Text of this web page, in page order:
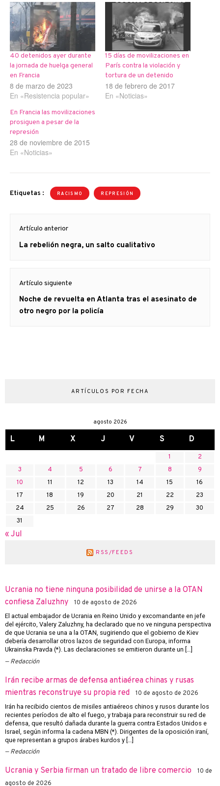
40 detenidos ayer durante
la jornada de huelga general
en Francia
8 de marzo de 2023
En «Resistencia popular»
15 días de movilizaciones en
París contra la violación y
tortura de un detenido
18 de febrero de 2017
En «Noticias»
En Francia las movilizaciones
prosiguen a pesar de la
represión
28 de noviembre de 2015
En «Noticias»
Etiquetas : RACISMO REPRESIÓN
de
entradas
Artículo anterior
Artículo
La rebelión negra, un salto cualitativo
Artículo siguiente
Artículo
siguiente:
Noche de revuelta en Atlanta tras el asesinato de
otro negro por la policía
ARTÍCULOS POR FECHA
agosto 2026
L M X J V S D
1
2
3
4 5 6 7 8
9
10
11 12 13 14 15
16
17
18 19 20 21 22
23
24
25 26 27 28 29
30
31
« Jul
RSS/FEEDS
Ucrania no tiene ninguna posibilidad de unirse a la OTAN
confiesa Zaluzhny
10 de agosto de 2026
El actual embajador de Ucrania en Reino Unido y excomandante en jefe
del ejército, Valery Zaluzhny, ha declarado que no ve ninguna perspectiva
de que Ucrania se una a la OTAN, sugiriendo que el gobierno de Kiev
debería desarrollar otros lazos de seguridad con Europa, informa
Ukrainska Pravda (*). Las declaraciones se emitieron durante un […]
Redacción
Irán recibe armas de defensa antiaérea chinas y rusas
mientras reconstruye su propia red
10 de agosto de 2026
Irán ha recibido cientos de misiles antiaéreos chinos y rusos durante los
recientes períodos de alto el fuego, y trabaja para reconstruir su red de
defensa, que resultó dañada durante la guerra contra Estados Unidos e
Israel, según informa la cadena MBN (*). Dirigentes de la oposición iraní,
que representan a grupos árabes kurdos y […]
Redacción
Ucrania y Serbia firman un tratado de libre comercio
10 de
agosto de 2026